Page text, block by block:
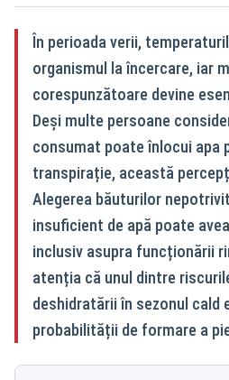
În perioada verii,
organismul la încercare, iar
corespunzătoare devine
Deși multe persoane
consumat poate înlocui apa
transpirație, această
Alegerea băuturilor
insuficient de apă poate
inclusiv asupra funcționării
atenția că unul dintre
deshidratării în sezonul cald
probabilității de formare a